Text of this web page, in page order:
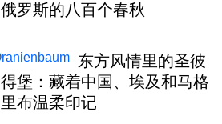
俄罗斯的八百个春秋
东方风情里的圣彼
得堡：藏着中国、埃及和马格
里布温柔印记